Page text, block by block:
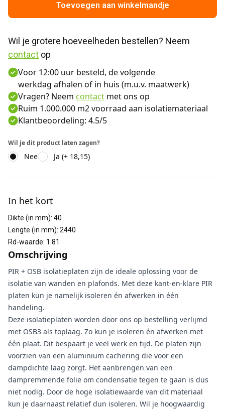
Toevoegen aan winkelmandje
contact op
Voor 12:00 uur besteld, de volgende
werkdag afhalen of in huis (m.u.v. maatwerk)
Vragen? Neem contact met ons op
Ruim 1.000.000 m2 voorraad aan isolatiemateriaal
Klantbeoordeling: 4.5/5
Wil je dit product laten zagen?
Nee Ja (+ 18,15)
In het kort
Dikte (in mm): 40
Lengte (in mm): 2440
Rd-waarde: 1.81
Omschrijving
PIR + OSB isolatieplaten zijn de ideale oplossing voor de
isolatie van wanden en plafonds. Met deze kant-en-klare PIR
platen kun je namelijk isoleren én afwerken in één
handeling.
Deze isolatieplaten worden door ons op bestelling verlijmd
met OSB3 als toplaag. Zo kun je isoleren én afwerken met
één plaat. Dit bespaart je veel werk en tijd. De platen zijn
voorzien van een aluminium cachering die voor een
dampdichte laag zorgt. Het aanbrengen van een
dampremmende folie om condensatie tegen te gaan is dus
niet nodig. Door de hoge isolatiewaarde van dit materiaal
kun je daarnaast relatief dun isoleren. Wil je hoogwaardig